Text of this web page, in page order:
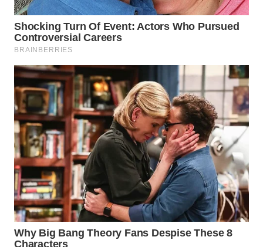
SERDANG
WN
TEBING
WN
PAKPAK
WN
KARAWANG
WN
BEKASI
WN
BOGOR